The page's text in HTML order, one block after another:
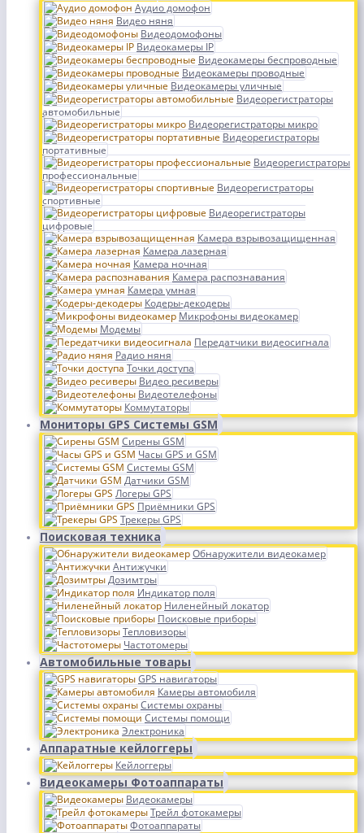
Аудио домофон
Видео няня
Видеодомофоны
Видеокамеры IP
Видеокамеры беспроводные
Видеокамеры проводные
Видеокамеры уличные
Видеорегистраторы
автомобильные
Видеорегистраторы микро
Видеорегистраторы
портативные
Видеорегистраторы
профессиональные
Видеорегистраторы
спортивные
Видеорегистраторы
цифровые
Камера взрывозащищенная
Камера лазерная
Камера ночная
Камера распознавания
Камера умная
Кодеры-декодеры
Микрофоны видеокамер
Модемы
Передатчики видеосигнала
Радио няня
Точки доступа
Видео ресиверы
Видеотелефоны
Коммутаторы
Мониторы GPS Системы GSM
Сирены GSM
Часы GPS и GSM
Системы GSM
Датчики GSM
Логеры GPS
Приёмники GPS
Трекеры GPS
Поисковая техника
Обнаружители видеокамер
Антижучки
Дозимтры
Индикатор поля
Ниленейный локатор
Поисковые приборы
Тепловизоры
Частотомеры
Автомобильные товары
GPS навигаторы
Камеры автомобиля
Системы охраны
Системы помощи
Электроника
Аппаратные кейлоггеры
Кейлоггеры
Видеокамеры Фотоаппараты
Видеокамеры
Трейл фотокамеры
Фотоаппараты